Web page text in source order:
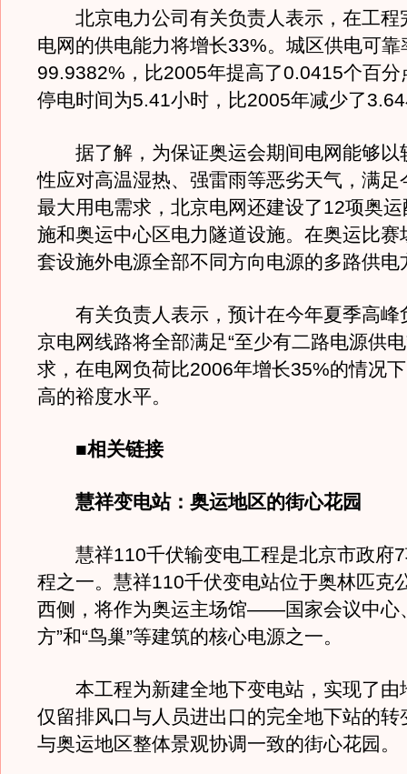
北京电力公司有关负责人表示，在工程
电网的供电能力将增长33%。城区供电可靠
99.9382%，比2005年提高了0.0415个百分
停电时间为5.41小时，比2005年减少了
据了解，为保证奥运会期间电网能够以
性应对高温湿热、强雷雨等恶劣天气，满足
最大用电需求，北京电网还建设了12项奥
施和奥运中心区电力隧道设施。在奥运比赛
套设施外电源全部不同方向电源的多路供电
有关负责人表示，预计在今年夏季高峰
京电网线路将全部满足“至少有二路电源供
求，在电网负荷比2006年增长35%的情况
高的裕度水平。
■相关链接
慧祥变电站：奥运地区的街心花园
慧祥110千伏输变电工程是北京市政府7
程之一。慧祥110千伏变电站位于奥林匹克
西侧，将作为奥运主场馆——国家会议中心
方”和“鸟巢”等建筑的核心电源之一。
本工程为新建全地下变电站，实现了由
仅留排风口与人员进出口的完全地下站的转
与奥运地区整体景观协调一致的街心花园。